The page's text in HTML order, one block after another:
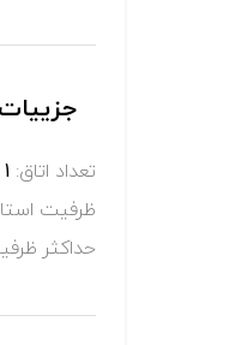
جزییات
تعداد اتاق:
ظرفیت
حداکثر